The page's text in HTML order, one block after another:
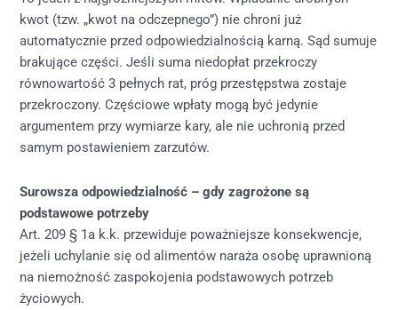
kwot (tzw. „kwot na odczepnego”) nie chroni już
automatycznie przed odpowiedzialnością karną. Sąd sumuje
brakujące części. Jeśli suma niedopłat przekroczy
równowartość 3 pełnych rat, próg przestępstwa zostaje
przekroczony. Częściowe wpłaty mogą być jedynie
argumentem przy wymiarze kary, ale nie uchronią przed
samym postawieniem zarzutów.
Surowsza odpowiedzialność – gdy zagrożone są
podstawowe potrzeby
Art. 209 § 1a k.k. przewiduje poważniejsze konsekwencje,
jeżeli uchylanie się od alimentów naraża osobę uprawnioną
na niemożność zaspokojenia podstawowych potrzeb
życiowych.